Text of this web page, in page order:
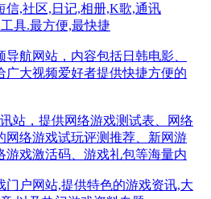
信,社区,日记,相册,K歌,通讯
具.最方便,最快捷
航网站，内容包括日韩电影、
广大视频爱好者提供快捷方便的
站，提供网络游戏测试表、网络
网络游戏试玩评测推荐、新网游
游戏激活码、游戏礼包等海量内
门户网站,提供特色的游戏资讯,大